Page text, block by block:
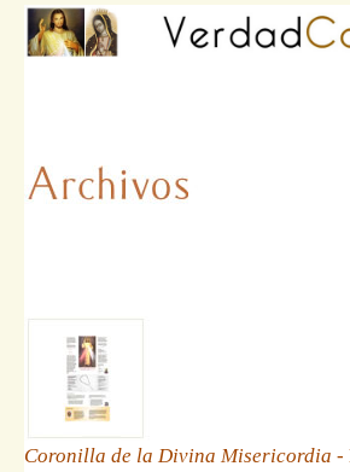
Coronilla de la Divina Misericordia -